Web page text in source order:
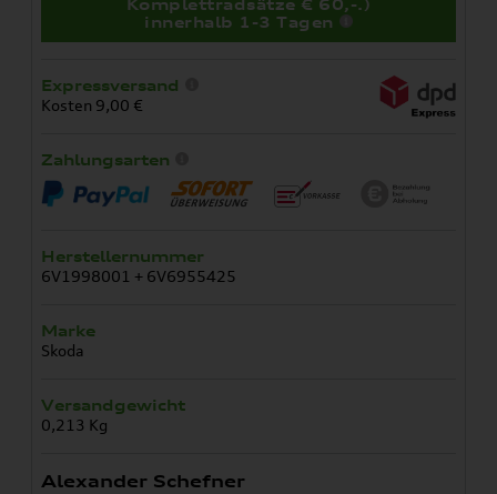
Komplettradsätze € 60,-.)
innerhalb 1-3 Tagen
Expressversand
Kosten 9,00 €
Zahlungsarten
Herstellernummer
6V1998001 + 6V6955425
Marke
Skoda
Versandgewicht
0,213 Kg
Alexander Schefner